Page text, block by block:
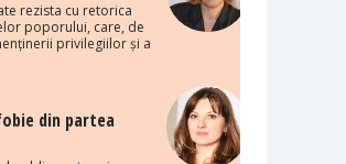
rezista cu retorica
poporului, care, de
privilegiilor și a
din partea